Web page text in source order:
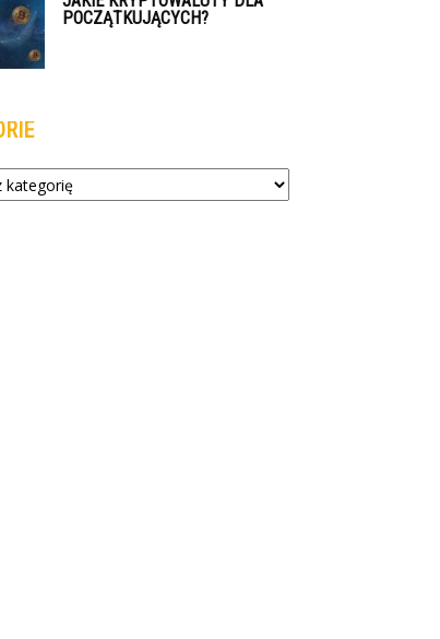
POCZĄTKUJĄCYCH?